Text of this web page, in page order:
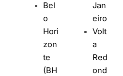
Bel
o
Hori
zon
te
(BH
Jan
eiro
Volt
a
Red
ond